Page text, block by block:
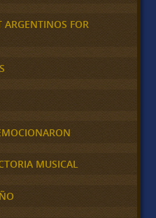
ARGENTINOS FOR
MUSICAL